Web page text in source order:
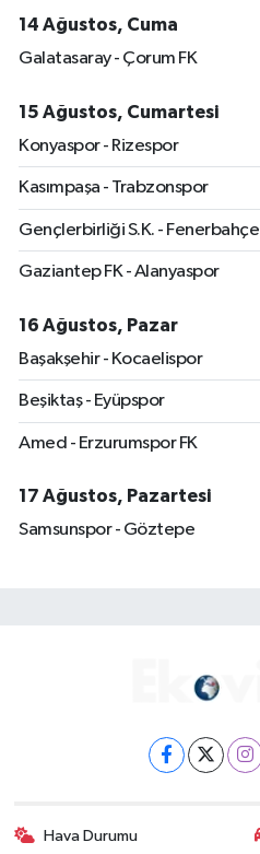
14 Ağustos, Cuma
Galatasaray - Çorum FK
15 Ağustos, Cumartesi
Konyaspor - Rizespor
Kasımpaşa - Trabzonspor
Gençlerbirliği S.K. - Fenerbahçe
Gaziantep FK - Alanyaspor
16 Ağustos, Pazar
Başakşehir - Kocaelispor
Beşiktaş - Eyüpspor
Amed - Erzurumspor FK
17 Ağustos, Pazartesi
Samsunspor - Göztepe
Hava Durumu